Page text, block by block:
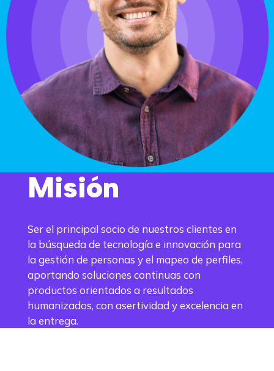
Misión
Ser el principal socio de nuestros clientes en
la búsqueda de tecnología e innovación para
la gestión de personas y el mapeo de perfiles,
aportando soluciones continuas con
productos orientados a resultados
humanizados, con asertividad y excelencia en
la entrega.